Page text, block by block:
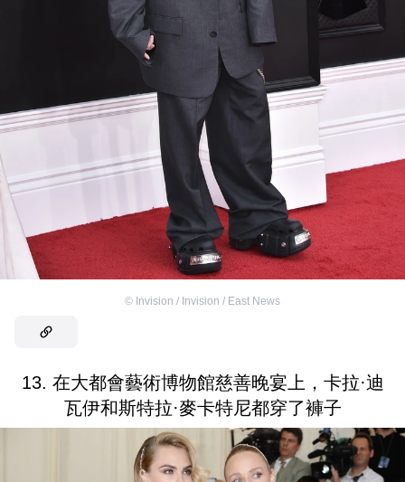
© Invision / Invision / East News
13. 在大都會藝術博物館慈善晚宴上，卡拉·迪
瓦伊和斯特拉·麥卡特尼都穿了褲子